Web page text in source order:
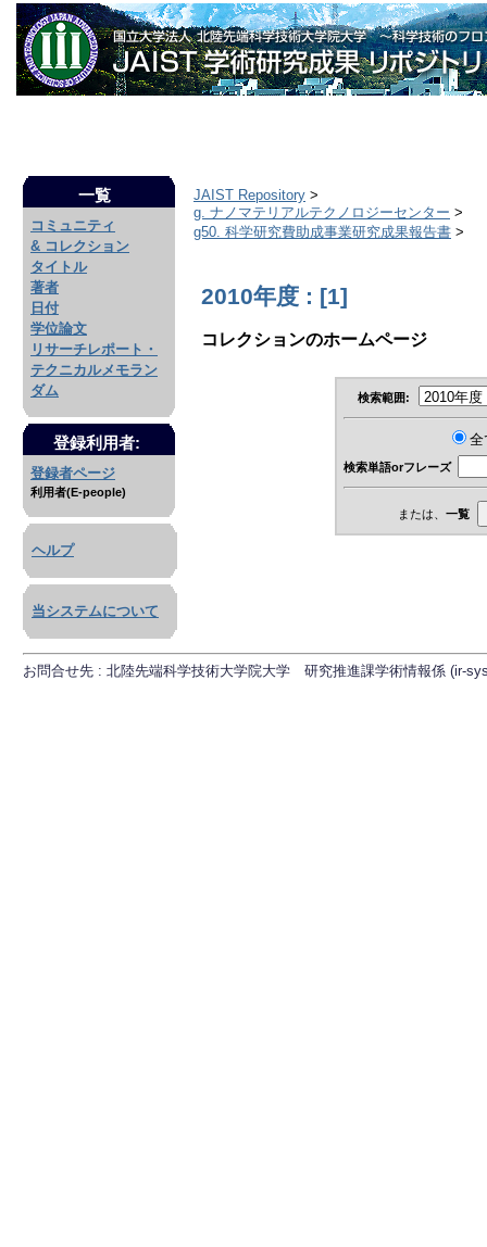
一覧
コミュニティ
& コレクション
タイトル
著者
日付
学位論文
リサーチレポート・
テクニカルメモラン
ダム
登録利用者:
登録者ページ
利用者(E-people)
ヘルプ
当システムについて
JAIST Repository >
g. ナノマテリアルテクノロジーセンター >
g50. 科学研究費助成事業研究成果報告書 >
2010年度 : [1]
コレクションのホームページ
検索範囲:
検索単語orフレーズ
または、 一覧
お問合せ先 : 北陸先端科学技術大学院大学 研究推進課学術情報係 (ir-